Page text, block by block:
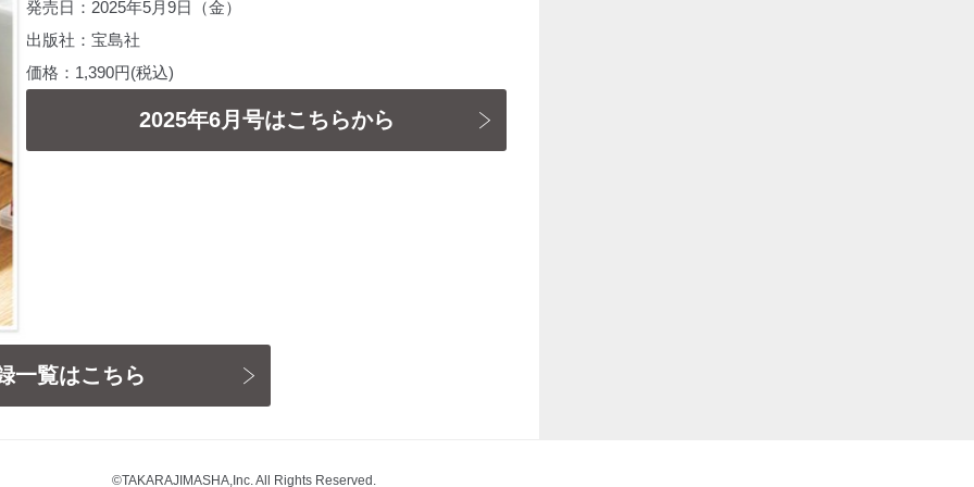
発売日：2025年5月9日（金）
出版社：宝島社
価格：1,390円(税込)
2025年6月号はこちらから
一覧はこちら
©TAKARAJIMASHA,Inc. All Rights Reserved.